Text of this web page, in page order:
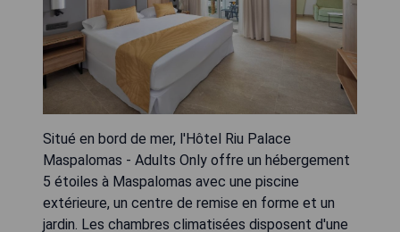
Situé en bord de mer, l'Hôtel Riu Palace
Maspalomas - Adults Only offre un hébergement
5 étoiles à Maspalomas avec une piscine
extérieure, un centre de remise en forme et un
jardin. Les chambres climatisées disposent d'une